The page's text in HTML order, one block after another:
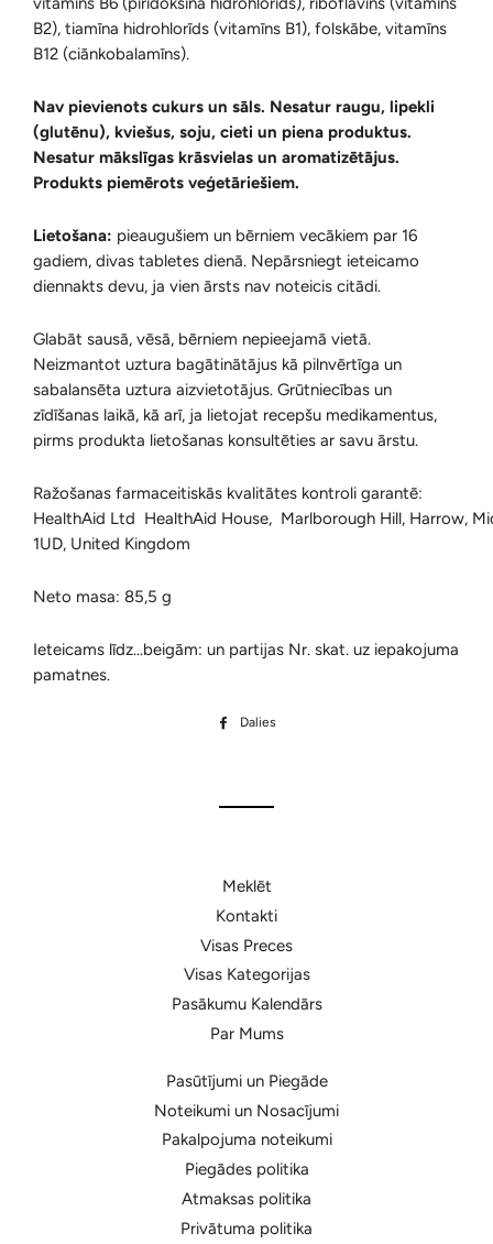
B2), tiamīna hidrohlorīds (vitamīns B1), folskābe, vitamīns
B12 (ciānkobalamīns).
Nav pievienots cukurs un sāls. Nesatur raugu, lipekli
(glutēnu), kviešus, soju, cieti un piena produktus.
Nesatur mākslīgas krāsvielas un aromatizētājus.
Produkts piemērots veģetāriešiem.
Lietošana: pieaugušiem un bērniem vecākiem par 16
gadiem, divas tabletes dienā. Nepārsniegt ieteicamo
diennakts devu, ja vien ārsts nav noteicis citādi.
Glabāt sausā, vēsā, bērniem nepieejamā vietā.
Neizmantot uztura bagātinātājus kā pilnvērtīga un
sabalansēta uztura aizvietotājus. Grūtniecības un
zīdīšanas laikā, kā arī, ja lietojat recepšu medikamentus,
pirms produkta lietošanas konsultēties ar savu ārstu.
Ražošanas farmaceitiskās kvalitātes kontroli garantē:
HealthAid Ltd HealthAid House, Marlborough Hill, Harrow,
1UD, United Kingdom
Neto masa: 85,5 g
Ieteicams līdz...beigām: un partijas Nr. skat. uz iepakojuma
pamatnes.
Dalies
Meklēt
Kontakti
Visas Preces
Visas Kategorijas
Pasākumu Kalendārs
Par Mums
Pasūtījumi un Piegāde
Noteikumi un Nosacījumi
Pakalpojuma noteikumi
Piegādes politika
Atmaksas politika
Privātuma politika